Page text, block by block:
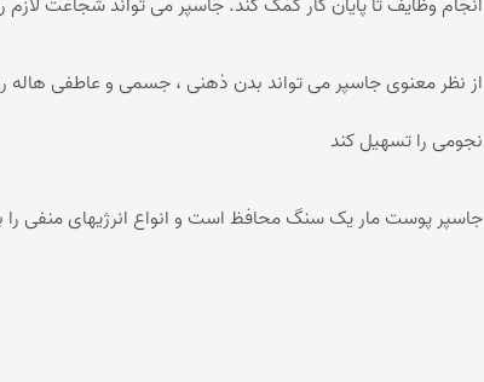
انجام وظایف تا پایان کار کمک کند. جاسپر می تواند شجاعت لازم
از نظر معنوی جاسپر می تواند بدن ذهنی ، جسمی و عاطفی
نجومی را تسهیل کند
جاسپر پوست مار یک سنگ محافظ است و انواع انرژیهای منفی